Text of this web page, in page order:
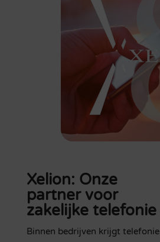
Xelion: Onze
partner voor
zakelijke telefonie
Binnen bedrijven krijgt telefonie